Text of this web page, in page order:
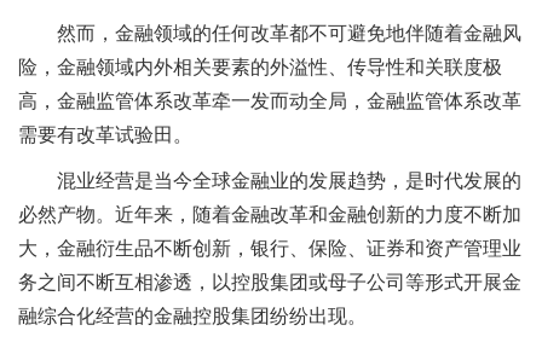
然而，金融领域的任何改革都不可避免地伴随着金融风
险，金融领域内外相关要素的外溢性、传导性和关联度极
高，金融监管体系改革牵一发而动全局，金融监管体系改革
需要有改革试验田。
混业经营是当今全球金融业的发展趋势，是时代发展的
必然产物。近年来，随着金融改革和金融创新的力度不断加
大，金融衍生品不断创新，银行、保险、证券和资产管理业
务之间不断互相渗透，以控股集团或母子公司等形式开展金
融综合化经营的金融控股集团纷纷出现。